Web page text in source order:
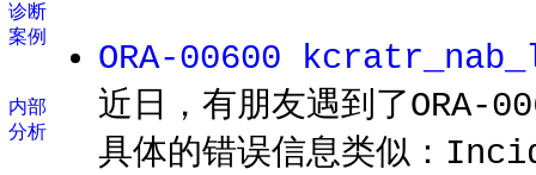
诊断
案例
内部
分析
ORA-00600
近日，有朋友遇到了
具体的错误信息类似：